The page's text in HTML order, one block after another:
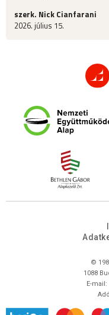
szerk. Nick Cianfarani
2026. július 15.
©
1088
E-mail: